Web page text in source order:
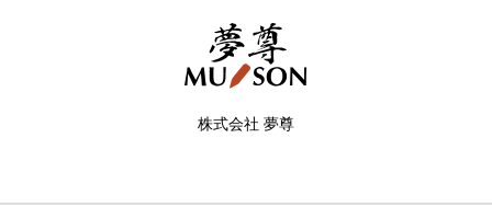
株式会社 夢尊